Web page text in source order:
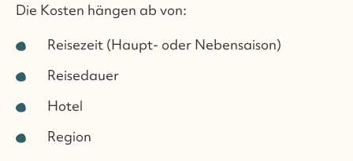
Die Kosten hängen ab von:
Reisezeit (Haupt- oder Nebensaison)
Reisedauer
Hotel
Region